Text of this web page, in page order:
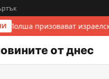
Полша призовават
от днес